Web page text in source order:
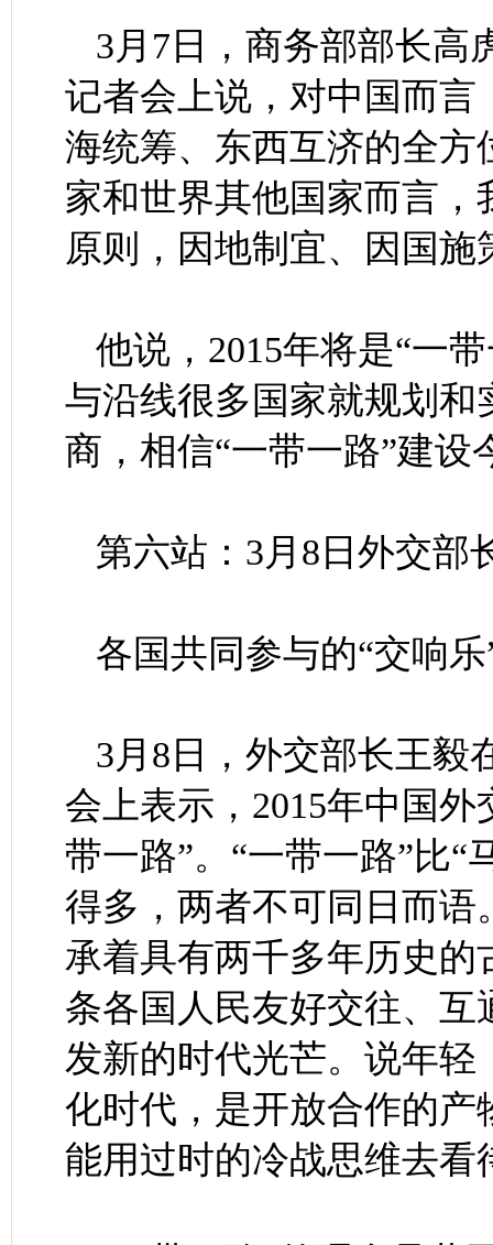
3月7日，商务部部长高
记者会上说，对中国而言
海统筹、东西互济的全
家和世界其他国家而言
原则，因地制宜、因国
他说，2015年将是“一
与沿线很多国家就规划
商，相信“一带一路”建
第六站：3月8日外交部
各国共同参与的“交响乐
3月8日，外交部长王毅
会上表示，2015年中国
带一路”。“一带一路”比“
得多，两者不可同日而语
承着具有两千多年历史
条各国人民友好交往、
发新的时代光芒。说年轻
化时代，是开放合作的
能用过时的冷战思维去看